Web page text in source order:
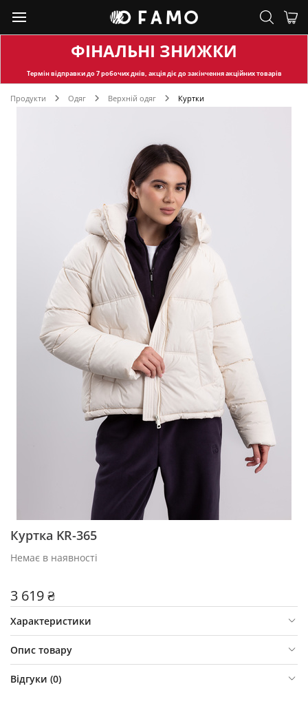
ФІНАЛЬНІ ЗНИЖКИ
Термін відправкидо 7 робочих днів, акція діє до закінчення акційних товарів
Продукти Одяг Верхній одяг Куртки
Куртка KR-365
Немає в наявності
3 619 ₴
Характеристики
Опис товару
Відгуки (0)